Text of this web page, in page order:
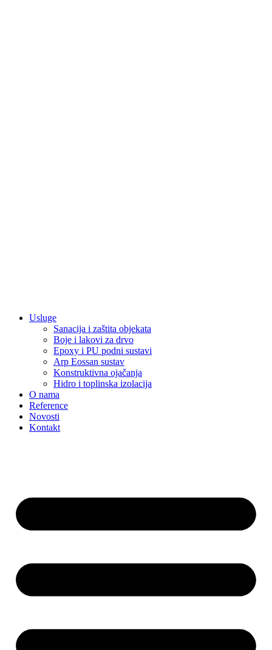
Usluge
Sanacija i zaštita objekata
Boje i lakovi za drvo
Epoxy i PU podni sustavi
Arp Eossan sustav
Konstruktivna ojačanja
Hidro i toplinska izolacija
O nama
Reference
Novosti
Kontakt